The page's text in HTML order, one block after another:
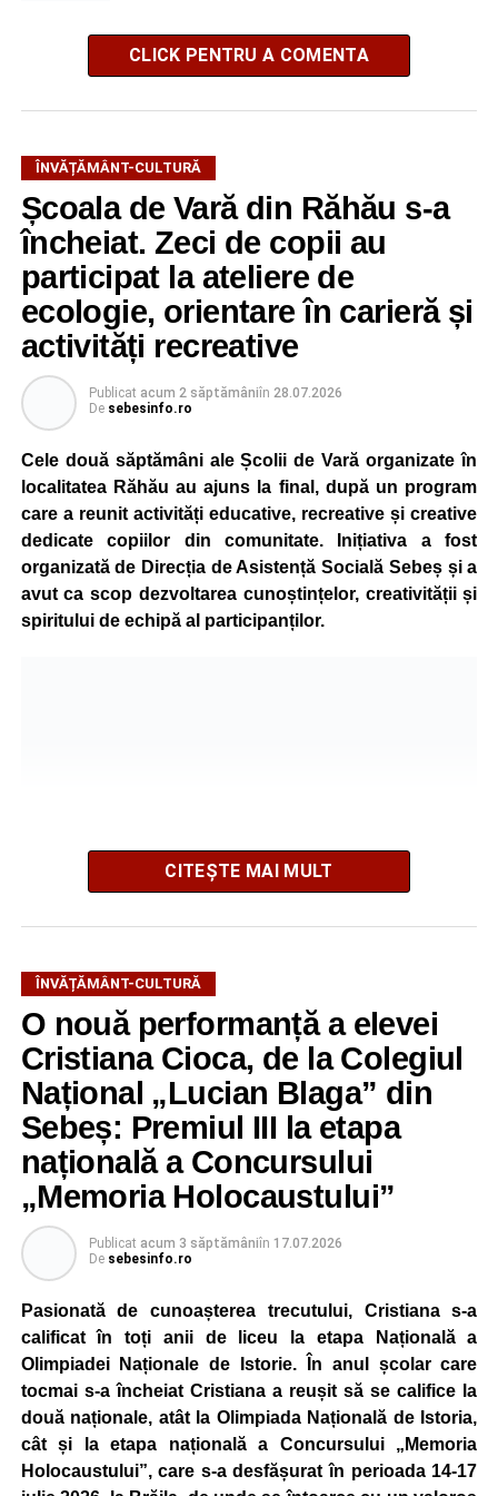
CLICK PENTRU A COMENTA
ÎNVĂȚĂMÂNT-CULTURĂ
Școala de Vară din Răhău s-a
încheiat. Zeci de copii au
participat la ateliere de
ecologie, orientare în carieră și
activități recreative
Publicat acum 2 săptămâniîn 28.07.2026
De sebesinfo.ro
Cele două săptămâni ale Școlii de Vară organizate în
localitatea Răhău au ajuns la final, după un program
care a reunit activități educative, recreative și creative
dedicate copiilor din comunitate. Inițiativa a fost
organizată de Direcția de Asistență Socială Sebeș și a
avut ca scop dezvoltarea cunoștințelor, creativității și
spiritului de echipă al participanților.
tematice variate. În cadrul atelierului de ecologie, intitulat
„Mici Ecologiști”, aceștia au învățat despre protejarea
mediului și despre importanța adoptării unor
comportamente responsabile față de natură.
Educația rutieră a reprezentat o altă componentă a școlii
de vară, cei mici familiarizându-se cu regulile de circulație
și cu normele pe care trebuie să le respecte pentru a fi
pietoni responsabili.
Unul dintre cele mai apreciate momente a fost atelierul
„Vara Descoperirilor – Orientare în carieră”, unde copiii au
participat la exerciții interactive menite să îi ajute să își
descopere calitățile, să își exprime aspirațiile și să ia
contact cu principalele domenii de activitate și profesiile
pe care și-ar putea dori să le urmeze în viitor.
Programul a inclus și activități de dexteritate manuală, în
cadrul cărora participanții au realizat desene și lucrări
artistice, precum și sesiuni de karaoke, muzică și jocuri
CITEȘTE MAI MULT
ÎNVĂȚĂMÂNT-CULTURĂ
O nouă performanță a elevei
Cristiana Cioca, de la Colegiul
Național „Lucian Blaga” din
Sebeș: Premiul III la etapa
națională a Concursului
„Memoria Holocaustului”
Publicat acum 3 săptămâniîn 17.07.2026
De sebesinfo.ro
Pasionată de cunoașterea trecutului, Cristiana s-a
calificat în toți anii de liceu la etapa Națională a
Olimpiadei Naționale de Istorie. În anul școlar care
tocmai s-a încheiat Cristiana a reușit să se califice la
două naționale, atât la Olimpiada Națională de Istoria,
cât și la etapa națională a Concursului „Memoria
Holocaustului”, care s-a desfășurat în perioada 14-17